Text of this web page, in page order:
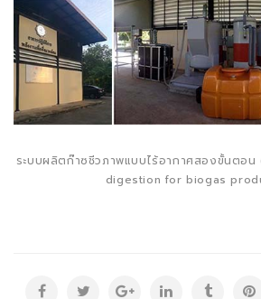
ระบบผลิตก๊าซชีวภาพแบบไร้อากาศสองขั้นตอ
digestion for biogas